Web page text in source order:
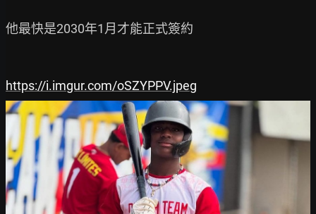
他最快是2030年1月才能正式簽約
https://i.imgur.com/oSZYPPV.jpeg